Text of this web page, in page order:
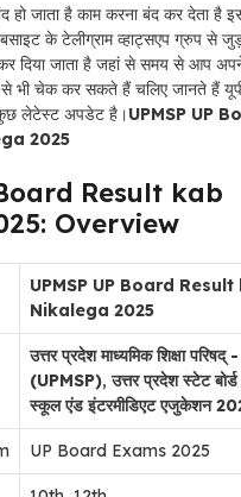
हो जाता है काम करना बंद कर देता है
के टेलीग्राम व्हाट्सएप ग्रुप से
दिया जाता है जहां से समय से आप
से भी चेक कर सकते हैं चलिए जानते हैं यूपी
लेटेस्ट अपडेट है।UPMSP UP
2025
Result kab
Overview
UPMSP UP Board
Nikalega 2025
उत्तर प्रदेश माध्यमिक शिक्षा परिषद् -
(UPMSP),उत्तर प्रदेश स्टेट
स्कूल एंड इंटरमीडिएट एजुकेशन
UP Board Exams 2025